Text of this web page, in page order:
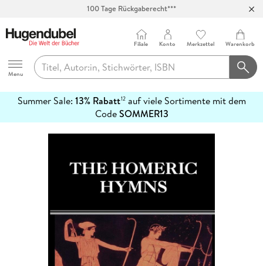
100 Tage Rückgaberecht***
Hugendubel
Menu
Filiale Konto Merkzettel Warenkorb
Summer Sale: 13% Rabatt12auf viele Sortimente mit dem
CodeSOMMER13
erfahren